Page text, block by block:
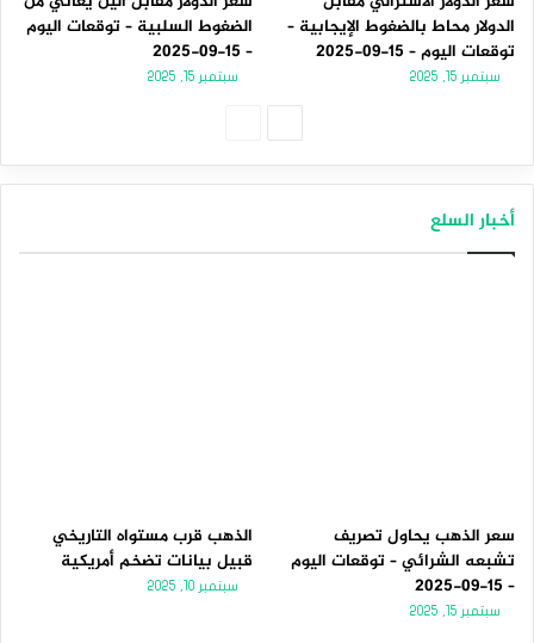
الدولار محاط بالضغوط الإيجابية –
توقعات اليوم – 15-09-2025
سبتمبر 15, 2025
الضغوط السلبية – توقعات اليوم
– 15-09-2025
سبتمبر 15, 2025
أخبار السلع
سعر الذهب يحاول تصريف
تشبعه الشرائي – توقعات اليوم
– 15-09-2025
سبتمبر 15, 2025
الذهب قرب مستواه التاريخي
قبيل بيانات تضخم أمريكية
سبتمبر 10, 2025